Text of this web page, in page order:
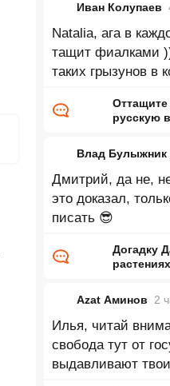
Иван Колупаев
Natalia, ага в
тащит фиалками
таких грызунов в
Оттащите
русскую
Влад Булыжник
Дмитрий, да не,
это доказал,
писать 😎
Догадку
Azat Аминов
2
Илья, читай
свобода тут от
выдавливают